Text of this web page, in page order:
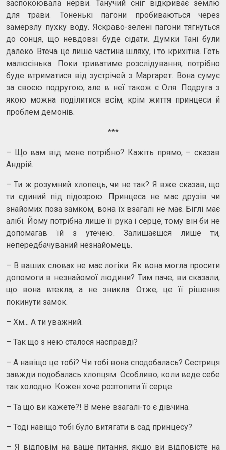
заспокоювала нерви. Танучий сніг відкриває землю
для трави. Тоненькі пагони пробиваються через
замерзлу пухку воду. Яскраво-зелені пагони тягнуться
до сонця, що невдовзі буде сідати. Думки Тані були
далеко. Втеча це лише частина шляху, і то крихітна. Геть
малюсінька. Поки триватиме розслідування, потрібно
буде втриматися від зустрічей з Маргарет. Вона сумує
за своєю подругою, але в неї також є Оля. Подруга з
якою можна поділитися всім, крім життя принцеси й
проблем демонів.
***
– Що вам від мене потрібно? Кажіть прямо, – сказав
Андрій.
– Ти ж розумний хлопець, чи не так? Я вже сказав, що
ти єдиний під підозрою. Принцеса не має друзів чи
знайомих поза замком, вона їх взагалі не має. Біглі має
алібі. Йому потрібна лише її рука і серце, тому він би не
допомагав їй з утечею. Залишаєшся лише ти,
непередбачуваний незнайомець.
– В ваших словах не має логіки. Як вона могла просити
допомоги в незнайомої людини? Тим паче, ви сказали,
що вона втекла, а не зникла. Отже, це її рішення
покинути замок.
– Хм... А ти уважний.
– Так що з нею сталося насправді?
– А навіщо це тобі? Чи тобі вона сподобалась? Сестриця
завжди подобалась хлопцям. Особливо, коли веде себе
так холодно. Кожен хоче розтопити її серце.
– Та що ви кажете?! В мене взагалі-то є дівчина.
– Тоді навіщо тобі було витягати в сад принцесу?
– Я відповім на ваше питання, якщо ви відповісте на